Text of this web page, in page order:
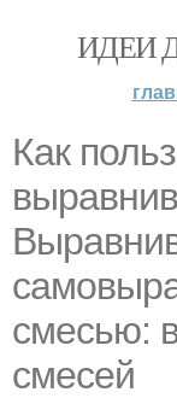
ИДЕИ
Как
смесью:
смесей